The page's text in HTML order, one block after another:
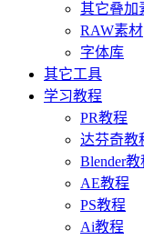
其它叠加
RAW素材
字体库
其它工具
学习教程
PR教程
达芬奇教
Blender教
AE教程
PS教程
Ai教程